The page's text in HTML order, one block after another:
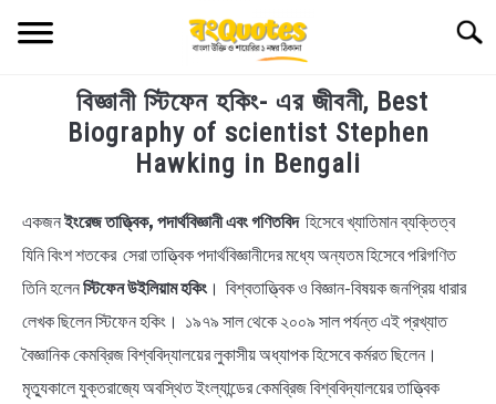
TECHNOLOGY
HEALTH & LIFESTYLE
BIOGRAPHY
EDUCATIONAL
BENGALI WISHES
বিজ্ঞানী স্টিফেন হকিং- এর জীবনী, Best
Biography of scientist Stephen
Hawking in Bengali
in
Biography
একজনইংরেজ তাত্ত্বিক, পদার্থবিজ্ঞানী এবং গণিতবিদহিসেবে খ্যাতিমান ব্যক্তিত্ব
যিনি বিংশ শতকের সেরা তাত্ত্বিক পদার্থবিজ্ঞানীদের মধ্যে অন্যতম হিসেবে পরিগণিত
তিনি হলেনস্টিফেন উইলিয়াম হকিং। বিশ্বতাত্ত্বিক ও বিজ্ঞান-বিষয়ক জনপ্রিয় ধারার
লেখক ছিলেন স্টিফেন হকিং। ১৯৭৯ সাল থেকে ২০০৯ সাল পর্যন্ত এই প্রখ্যাত
বৈজ্ঞানিক কেমব্রিজ বিশ্ববিদ্যালয়ের লুকাসীয় অধ্যাপক হিসেবে কর্মরত ছিলেন।
মৃত্যুকালে যুক্তরাজ্যে অবস্থিত ইংল্যান্ডের কেমব্রিজ বিশ্ববিদ্যালয়ের তাত্ত্বিক